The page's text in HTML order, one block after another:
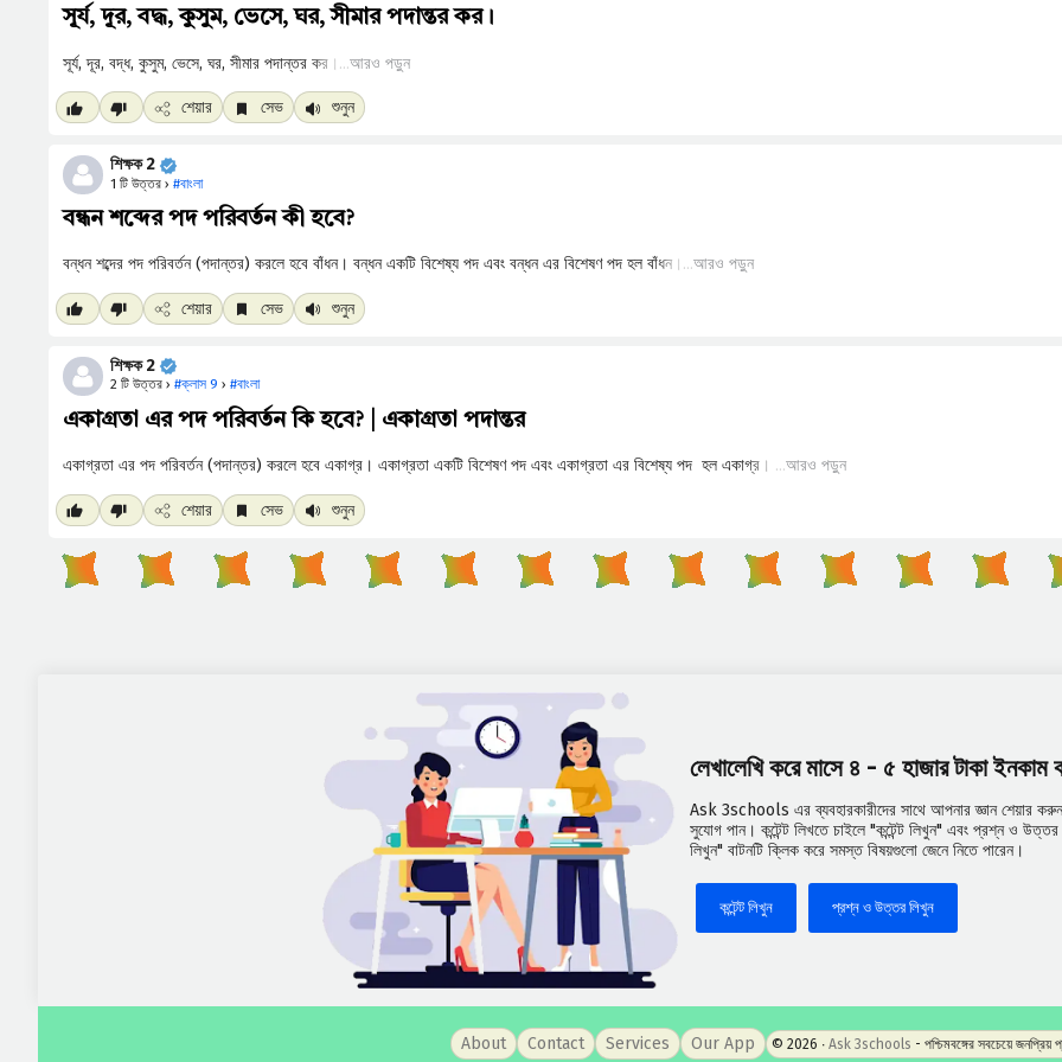
সূর্য, দূর, বদ্ধ, কুসুম, ভেসে, ঘর, সীমার পদান্তর কর।
আরও পড়ুন
শেয়ার সেভ শুনুন
শিক্ষক 2
1 টি উত্তর › #বাংলা
বন্ধন শব্দের পদ পরিবর্তন কী হবে?
আরও পড়ুন
শেয়ার সেভ শুনুন
শিক্ষক 2
2 টি উত্তর › #ক্লাস 9 › #বাংলা
একাগ্রতা এর পদ পরিবর্তন কি হবে? | একাগ্রতা পদান্তর
আরও পড়ুন
শেয়ার সেভ শুনুন
লেখালেখি করে মাসে ৪ - ৫ হাজার টাকা
Ask 3schools এর ব্যবহারকারীদের সাথে আপনার জ্ঞান শেয়ার
সুযোগ পান। কন্টেন্ট লিখতে চাইলে "কন্টেন্ট লিখুন" এবং প্রশ্ন ও
লিখুন" বাটনটি ক্লিক করে সমস্ত বিষয়গুলো জেনে নিতে পারেন।
কন্টেন্ট লিখুন প্রশ্ন ও উত্তর লিখুন
About Contact Services Our App © 2026 ‧ Ask 3schools - পশ্চিমবঙ্গের সবচেয়ে